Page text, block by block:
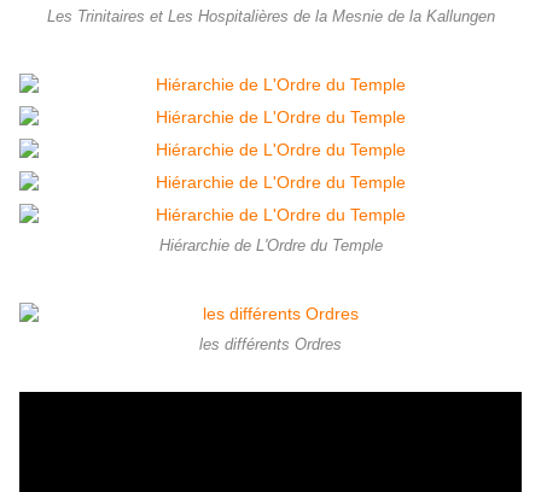
Les Trinitaires et Les Hospitalières de la Mesnie de la Kallungen
Hiérarchie de L'Ordre du Temple
les différents Ordres